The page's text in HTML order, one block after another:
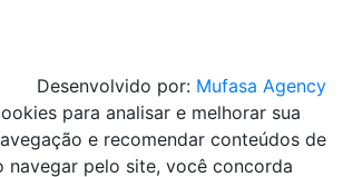
Desenvolvido por: Mufasa Agency
para analisar e melhorar sua
e recomendar conteúdos de
navegar pelo site, você concorda